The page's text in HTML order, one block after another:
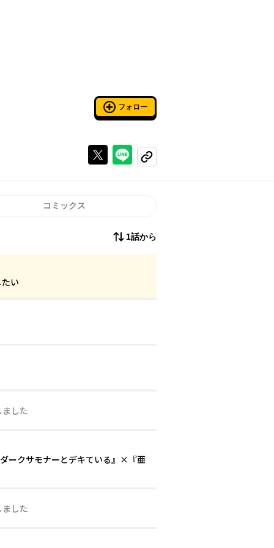
フォロー
Xで投稿するラインでシェアする
コピーする
コミックス
1話から
たい
した
ークサモナーとデキている』×『亜
した